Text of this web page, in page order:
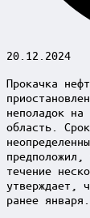
20.12.2024
Прокачка
неполадок
область.
течение
утверждает,
ранее января.